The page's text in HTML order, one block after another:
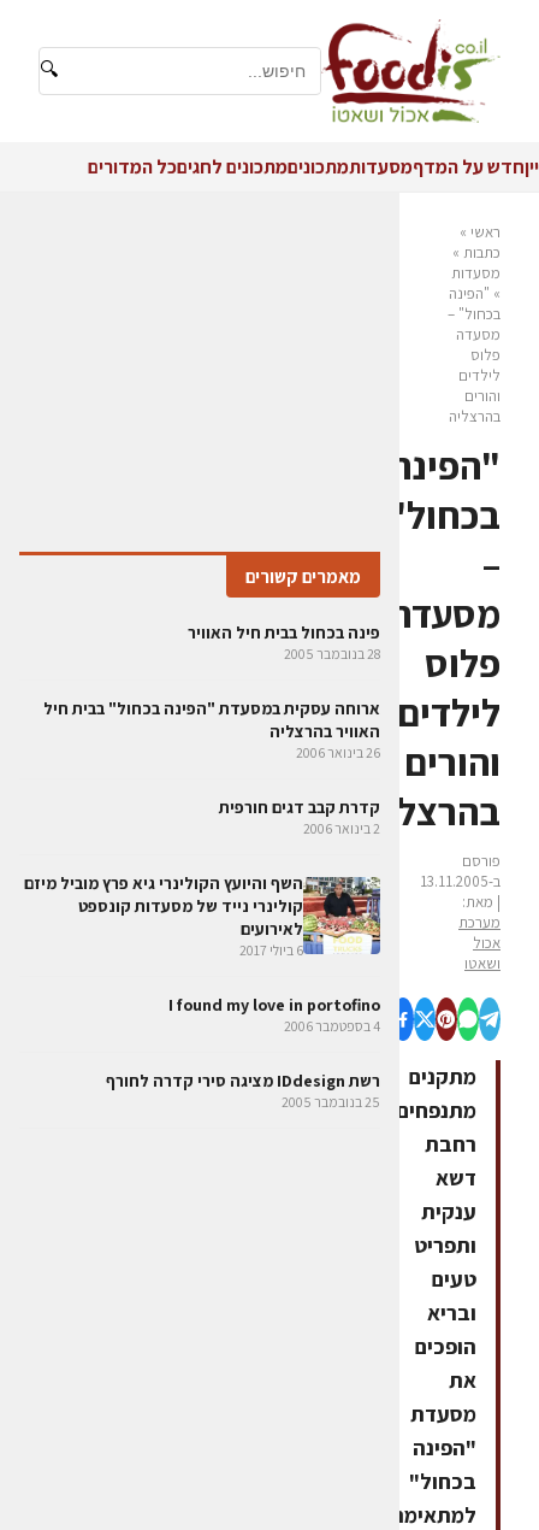
🔍
ייןחדש על המדףמסעדותמתכוניםמתכונים לחגיםכל המדורים
ראשי »
כתבות »
מסעדות
» "הפינה
בכחול" –
מסעדה
פלוס
לילדים
והורים
בהרצליה
"הפינה
בכחול"
–
מסעדה
פלוס
לילדים
והורים
בהרצליה
פורסם
ב-13.11.2005
| מאת:
מערכת
אכול
ושאטו
מתקנים
מתנפחים,
רחבת
דשא
ענקית
ותפריט
טעים
ובריא
הופכים
את
מסעדת
"הפינה
בכחול"
למתאימה
מאמרים קשורים
פינה בכחול בבית חיל האוויר
28 בנובמבר 2005
ארוחה עסקית במסעדת "הפינה בכחול" בבית חיל
האוויר בהרצליה
26 בינואר 2006
קדרת קבב דגים חורפית
2 בינואר 2006
השף והיועץ הקולינרי גיא פרץ מוביל מיזם
קולינרי נייד של מסעדות קונספט
לאירועים
6 ביולי 2017
I found my love in portofino
4 בספטמבר 2006
רשת IDdesign מציגה סירי קדרה לחורף
25 בנובמבר 2005